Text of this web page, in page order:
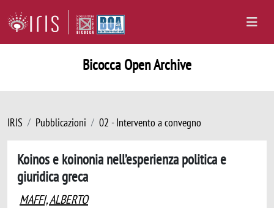
Bicocca Open Archive
IRIS Pubblicazioni 02 - Intervento a convegno
Koinos e koinonia nell’esperienza politica e
giuridica greca
MAFFI, ALBERTO